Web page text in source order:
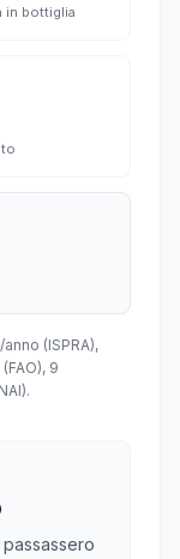
in bottiglia
(ISPRA),
9